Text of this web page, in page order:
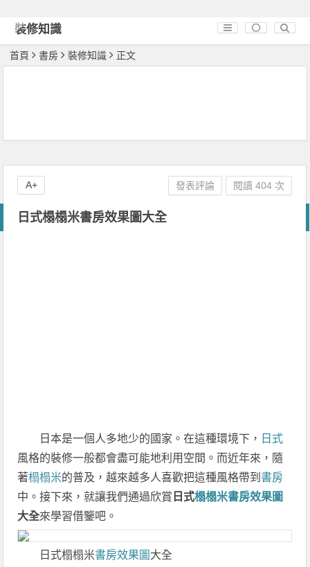
裝修知識
首頁 書房 裝修知識 正文
日式榻榻米書房效果圖大全
日本是一個人多地少的國家。在這種環境下， 日式
風格的裝修一般都會盡可能地利用空間。而近年來，隨
著榻榻米的普及，越來越多人喜歡把這種風格帶到書房
中。接下來，就讓我們通過欣賞 日式榻榻米書房效果圖
大全來學習借鑒吧。
日式榻榻米書房效果圖 大全
發表評論 閱讀 404 次
A+